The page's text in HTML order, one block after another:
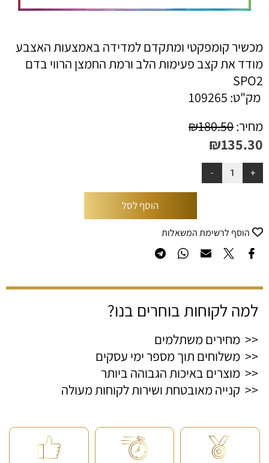
מכשיר קומפקטי ומתקדם למדידה באמצעות האצבע
מודד את קצב פעימות הלב ורמת החמצן הרווי בדם
SPO2
מק"ט: 109265
מחיר:
₪180.50
₪135.30
הוסף לסל
הוסף לרשימת המשאלות
למה לקוחות בוחרים בנו?
<< מחירים משתלמים
<< משלוחים תוך מספר ימי עסקים
<< מוצרים באיכות הגבוהה ביותר
<< קנייה מאובטחת ושירות לקוחות מעולה